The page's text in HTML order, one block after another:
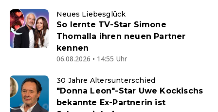
Neues Liebesglück
So lernte TV-Star Simone
Thomalla ihren neuen Partner
kennen
06.08.2026 • 14:55 Uhr
30 Jahre Altersunterschied
"Donna Leon"-Star Uwe Kockischs
bekannte Ex-Partnerin ist